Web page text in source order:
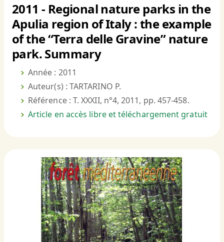
2011 - Regional nature parks in the
Apulia region of Italy : the example
of the “Terra delle Gravine” nature
park. Summary
Année : 2011
Auteur(s) : TARTARINO P.
Référence : T. XXXII, n°4, 2011, pp. 457-458.
Article en accès libre et téléchargement gratuit